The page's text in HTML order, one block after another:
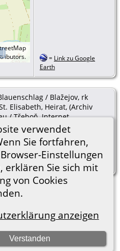
verwendet
Sie fortfahren,
Einstellungen
erklären Sie sich mit
von Cookies
anzeigen
Verstanden
= Link zu Google
Earth
/ Blažejov, rk
Elisabeth, Heirat, (Archiv
/ Třeboň, Internet
24 Mai
9, Aufn. 99, Abschrift
Sohnes Joseph Frühbauer
Sigmund
Lythgoe © 2001-2026.
zum Impressum